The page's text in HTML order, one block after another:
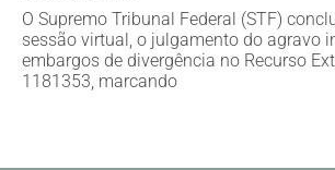
O Supremo Tribunal Federal (STF)
sessão virtual, o julgamento do agravo
embargos de divergência no Recurso
1181353, marcando